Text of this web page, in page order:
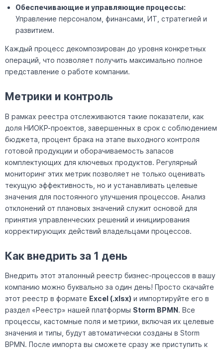
Обеспечивающие и управляющие процессы:
Управление персоналом, финансами, ИТ, стратегией и
развитием.
Каждый процесс декомпозирован до уровня конкретных
операций, что позволяет получить максимально полное
представление о работе компании.
Метрики и контроль
В рамках реестра отслеживаются такие показатели, как
доля НИОКР-проектов, завершенных в срок с соблюдением
бюджета, процент брака на этапе выходного контроля
готовой продукции и оборачиваемость запасов
комплектующих для ключевых продуктов. Регулярный
мониторинг этих метрик позволяет не только оценивать
текущую эффективность, но и устанавливать целевые
значения для постоянного улучшения процессов. Анализ
отклонений от плановых значений служит основой для
принятия управленческих решений и инициирования
корректирующих действий владельцами процессов.
Как внедрить за 1 день
Внедрить этот эталонный реестр бизнес-процессов в вашу
компанию можно буквально за один день! Просто скачайте
этот реестр в формате Excel (.xlsx) и импортируйте его в
раздел «Реестр» нашей платформы Storm BPMN. Все
процессы, кастомные поля и метрики, включая их целевые
значения и типы, будут автоматически созданы в Storm
BPMN. После импорта вы сможете сразу же приступить к